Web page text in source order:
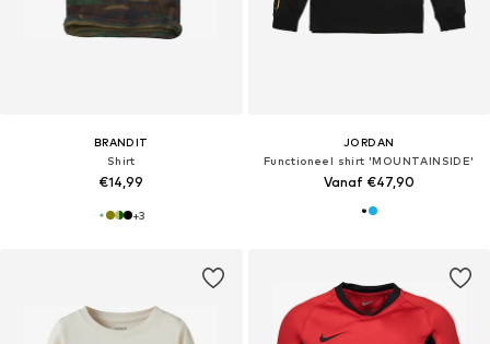
BRANDIT
Shirt
€14,99
+3
JORDAN
Functioneel shirt 'MOUNTAINSIDE'
Vanaf €47,90